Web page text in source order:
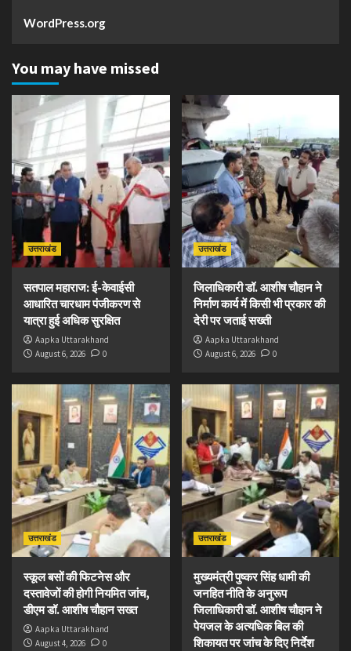
WordPress.org
You may have missed
उत्तराखंड
सतपाल महाराज: ई-केवाईसी
आधारित चारधाम पंजीकरण से
यात्रा हुई अधिक सुरक्षित
Aapka Uttarakhand
August 6, 2026
0
उत्तराखंड
जिलाधिकारी डॉ. आशीष चौहान ने
निर्माण कार्य में किसी भी प्रकार की
देरी पर जताई सख्ती
Aapka Uttarakhand
August 6, 2026
0
उत्तराखंड
स्कूल बसों की फिटनेस और
दस्तावेजों की होगी नियमित जांच,
डीएम डॉ. आशीष चौहान सख्त
Aapka Uttarakhand
August 4, 2026
0
उत्तराखंड
मुख्यमंत्री पुष्कर सिंह धामी की
जनहित नीति के अनुरूप
जिलाधिकारी डॉ. आशीष चौहान ने
पेयजल के अत्यधिक बिल की
शिकायत पर जांच के दिए निर्देश